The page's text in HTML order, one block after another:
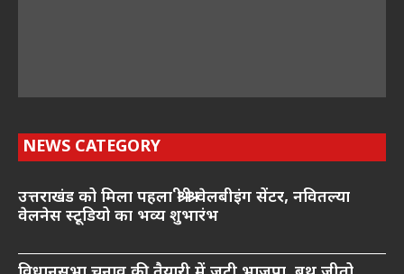
NEWS CATEGORY
उत्तराखंड को मिला पहला श्री श्री वेलबीइंग सेंटर, नवितल्या
वेलनेस स्टूडियो का भव्य शुभारंभ